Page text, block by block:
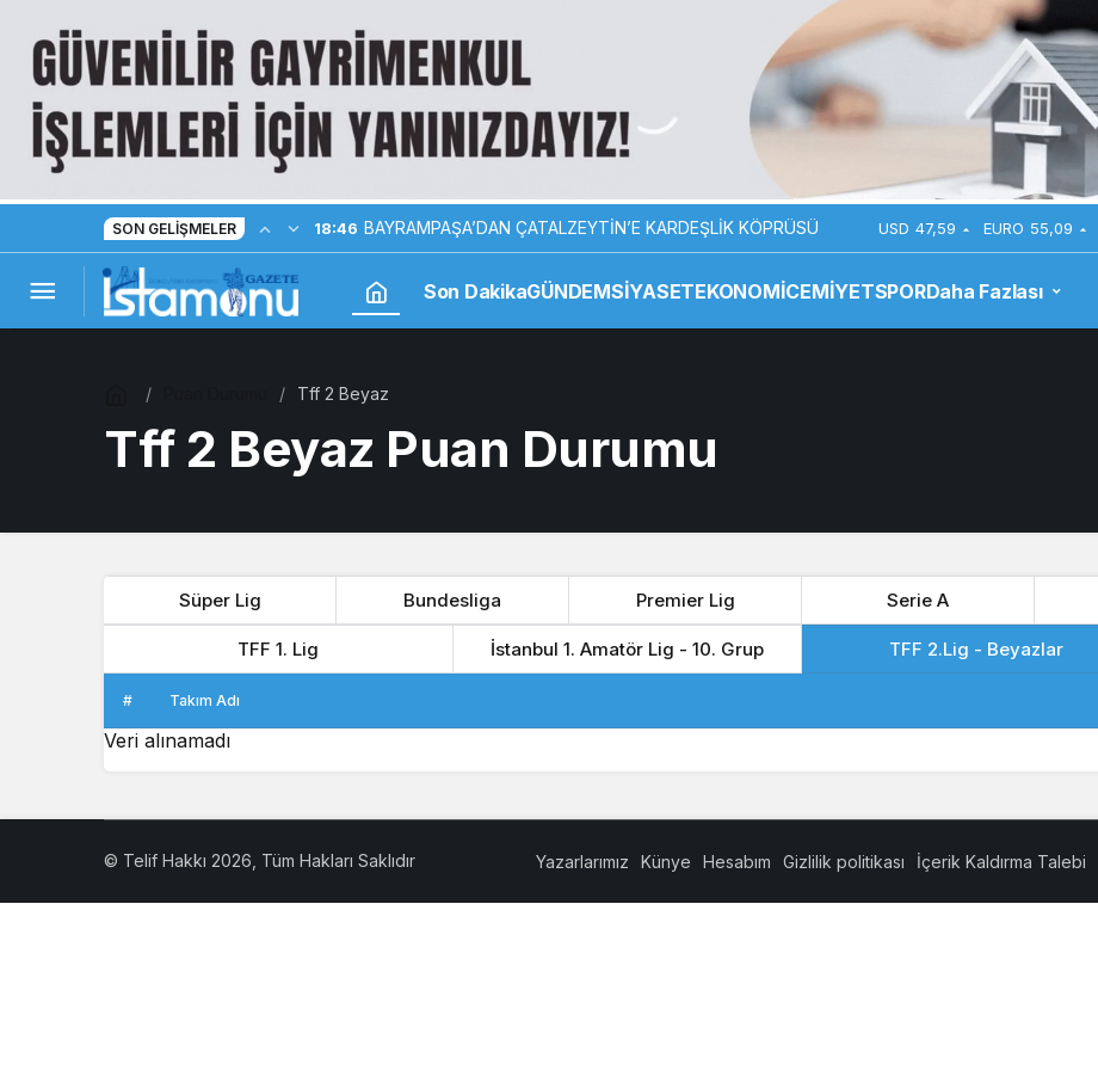
SON GELIŞMELER 18:46 BAYRAMPAŞA’DAN ÇATALZEYTİN’E KARDEŞLİK KÖPRÜSÜ USD 47,59 EURO 55,09
Son DakikaGÜNDEMSİYASETEKONOMİCEMİYETSPORDaha Fazlası
Tff 2 Beyaz
Tff 2 Beyaz Puan Durumu
Süper Lig Bundesliga Premier Lig Serie A
TFF 1. Lig İstanbul 1. Amatör Lig - 10. Grup TFF 2.Lig - Beyazlar
# Takım Adı
Veri alınamadı
© Telif Hakkı 2026, Tüm Hakları Saklıdır Yazarlarımız Künye Hesabım Gizlilik politikası İçerik Kaldırma Talebi